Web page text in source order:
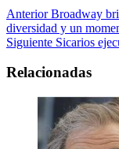
AnteriorBroadway
diversidad y un
Siguiente Sicarios
Relacionadas